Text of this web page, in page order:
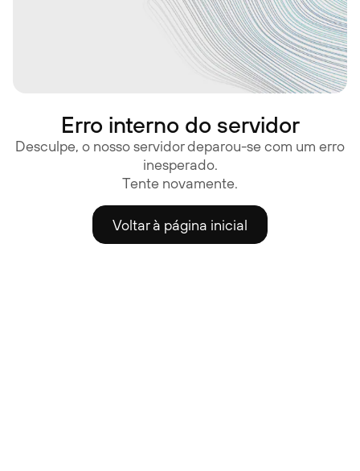
Erro interno do servidor
Desculpe, o nosso servidor deparou-se com um erro
inesperado.
Tente novamente.
Voltar à página inicial